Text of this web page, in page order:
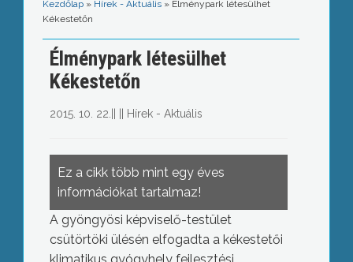
Kezdőlap » Hírek - Aktuális » Élménypark létesülhet
Kékestetőn
Élménypark létesülhet
Kékestetőn
2015. 10. 22. Hírek - Aktuális
Ez a cikk több mint egy éves
információkat tartalmaz!
A gyöngyösi képviselő-testület
csütörtöki ülésén elfogadta a kékestetői